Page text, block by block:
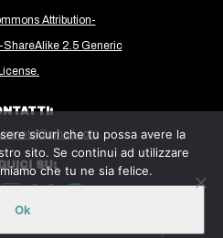
Attribution-
2.5 Generic
License.
SU:
sicuri che tu possa avere la
sito. Se continui ad utilizzare
che tu ne sia felice.
Ok